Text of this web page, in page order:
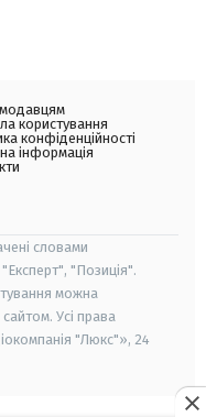
користування
конфіденційності
інформація
словами
"Позиція".
можна
Усі права
"Люкс"», 24